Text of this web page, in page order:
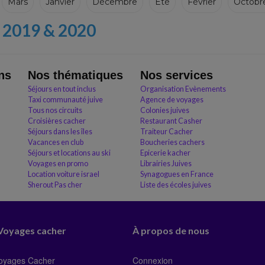
2019 & 2020
Nos thématiques Nos services
Séjours en tout inclus
Organisation Evènements
Taxi communauté juive
Agence de voyages
Tous nos circuits
Colonies juives
Croisières cacher
Restaurant Casher
Séjours dans les îles
Traiteur Cacher
Vacances en club
Boucheries cachers
Séjours et locations au ski
Epicerie kacher
Voyages en promo
Librairies Juives
Location voiture israel
Synagogues en France
Sherout Pas cher Liste des écoles juives
cacher
Cacher
À propos de nous
Connexion